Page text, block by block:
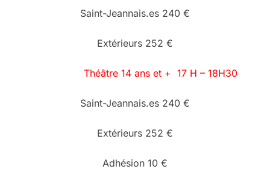
Saint-Jeannais.es 240 €
Extérieurs 252 €
Théâtre 14 ans et + 17 H – 18H30
Saint-Jeannais.es 240 €
Extérieurs 252 €
Adhésion 10 €